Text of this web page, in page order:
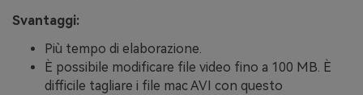
Svantaggi:
Più tempo di elaborazione.
È possibile modificare file video fino a 100 MB. È
difficile tagliare i file mac AVI con questo